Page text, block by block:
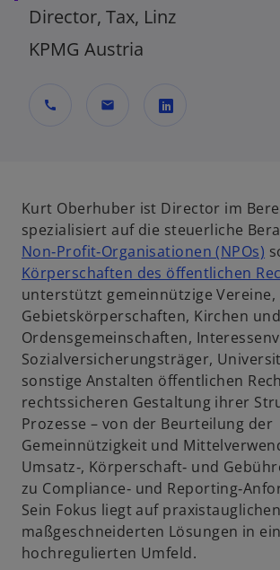
Director, Tax, Linz
KPMG Austria
call mail
d
i
n
e
i
n
e
r
n
e
u
e
n
R
e
g
i
Kurt Oberhuber ist Director im
spezialisiert auf die steuerliche
Non‑Profit‑Organisationen (NPOs)
Körperschaften des öffentlichen
unterstützt gemeinnützige Vereine,
Gebietskörperschaften, Kirchen und
Ordensgemeinschaften,
Sozialversicherungsträger,
sonstige Anstalten öffentlichen
rechtssicheren Gestaltung ihrer
Prozesse – von der Beurteilung der
Gemeinnützigkeit und
Umsatz‑, Körperschaft‑ und
zu Compliance‑ und
Sein Fokus liegt auf
maßgeschneiderten Lösungen in
hochregulierten Umfeld.